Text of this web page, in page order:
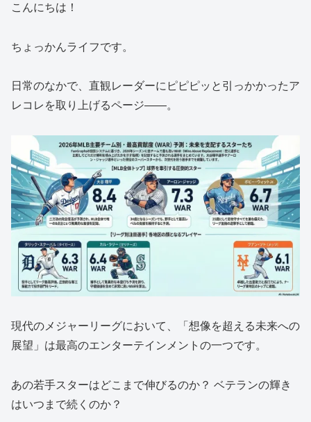
こんにちは！
ちょっかんライフです。
日常のなかで、直観レーダーにピピピッと引っかかったア
レコレを取り上げるページ――。
現代のメジャーリーグにおいて、「想像を超える未来への
展望」は最高のエンターテインメントの一つです。
あの若手スターはどこまで伸びるのか？ ベテランの輝き
はいつまで続くのか？